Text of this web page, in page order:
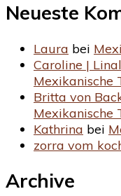
Neueste
Laura bei
Caroline |
Mexikanische
Britta von
Mexikanische
Kathrina bei
zorra vom
Archive